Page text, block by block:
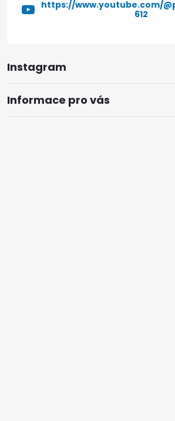
Instagram
Informace pro vás
https://www.youtube.com/
612